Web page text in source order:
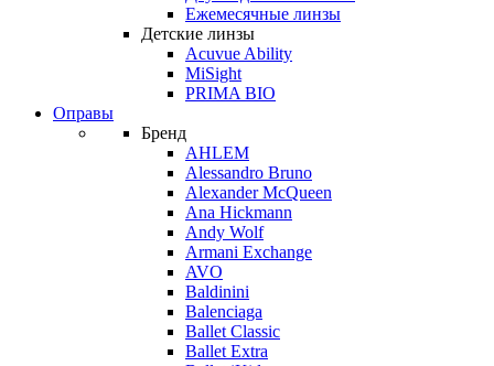
Ежемесячные линзы
Детские линзы
Acuvue Ability
MiSight
PRIMA BIO
Оправы
Бренд
AHLEM
Alessandro Bruno
Alexander McQueen
Ana Hickmann
Andy Wolf
Armani Exchange
AVO
Baldinini
Balenciaga
Ballet Classic
Ballet Extra